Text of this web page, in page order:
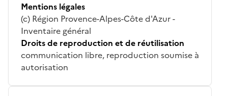
Mentions légales
(c) Région Provence-Alpes-Côte d'Azur -
Inventaire général
Droits de reproduction et de réutilisation
communication libre, reproduction soumise à
autorisation